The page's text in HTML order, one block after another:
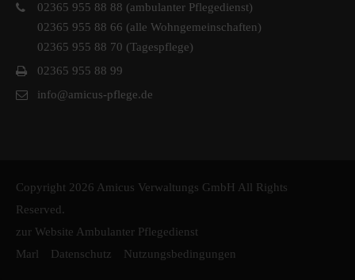
02365 955 88 88 (ambulanter Pflegedienst)
02365 955 88 66 (alle Wohngemeinschaften)
02365 955 88 70 (Tagespflege)
02365 955 88 99
info@amicus-pflege.de
Copyright 2026 Amicus Verwaltungs GmbH All Rights
Reserved.
zur Website Ambulanter Pflegedienst
Marl
Datenschutz Nutzungsbedingungen